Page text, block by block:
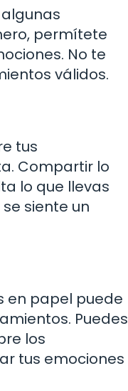
permítete
No te
válidos.
tus
Compartir lo
lo que llevas
siente un
en papel puede
Puedes
los
tus emociones